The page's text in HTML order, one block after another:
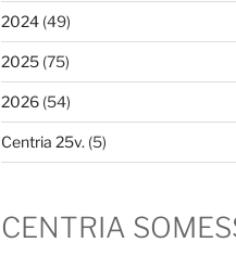
2024(49)
2025(75)
2026(54)
Centria 25v. (5)
CENTRIA